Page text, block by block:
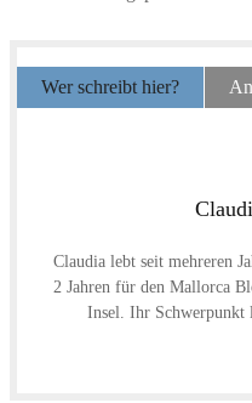
Wer schreibt hier?
Claudia lebt seit mehreren
2 Jahren für den Mallorca
Insel. Ihr Schwerpunkt